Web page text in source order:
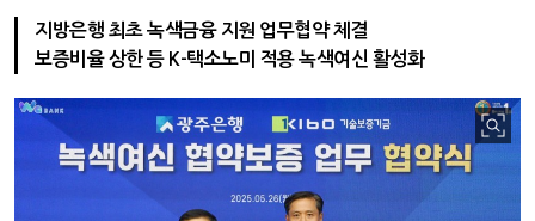
지방은행 최초 녹색금융 지원 업무협약 체결
보증비율 상한 등 K-택소노미 적용 녹색여신 활성화